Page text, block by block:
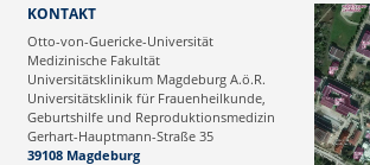
KONTAKT
Otto-von-Guericke-Universität
Medizinische Fakultät
Universitätsklinikum Magdeburg A.ö.R.
Universitätsklinik für Frauenheilkunde,
Geburtshilfe und Reproduktionsmedizin
Gerhart-Hauptmann-Straße 35
39108 Magdeburg